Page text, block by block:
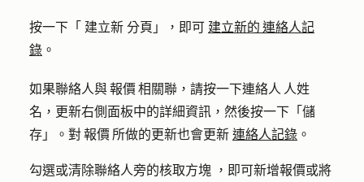
按一下「 建立新 分頁」，即可 建立新的 連絡人記
錄 。
如果聯絡人與 報價 相關聯，請按一下連絡人 人姓
名 ，更新右側面板中的詳細資訊，然後按一下「 儲
存 」。對 報價 所做的更新也會更新 連絡人記錄 。
勾選或清除聯絡人旁的核取方塊 ，即可新增報價或將